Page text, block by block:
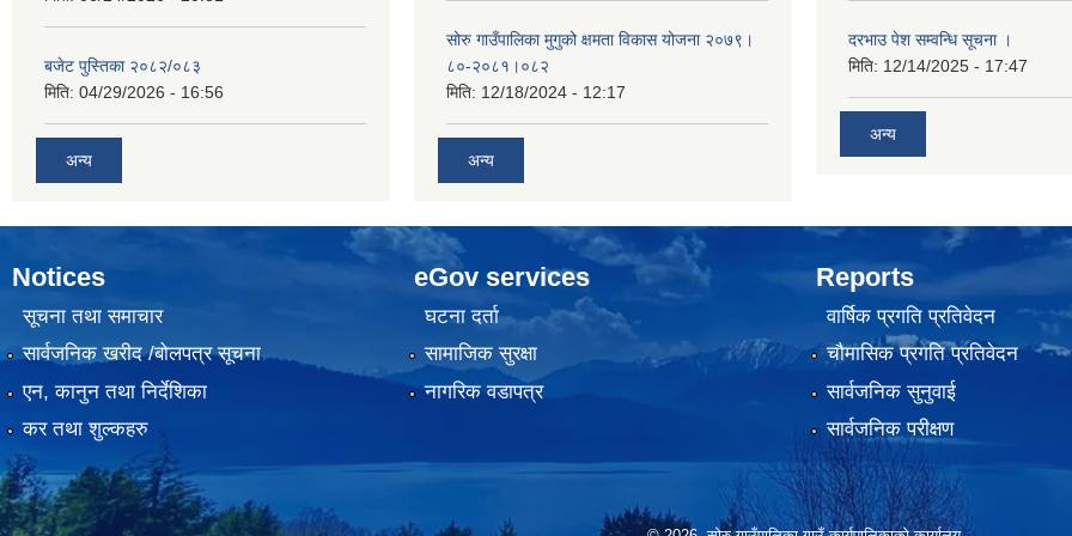
बजेट पुस्तिका २०८२/०८३
मिति: 04/29/2026 - 16:56
अन्य
सोरु गाउँपालिका मुगुको क्षमता विकास योजना २०७९।
८०-२०८१।०८२
मिति: 12/18/2024 - 12:17
अन्य
दरभाउ पेश सम्वन्धि सूचना ।
मिति: 12/14/2025 - 17:47
अन्य
Notices
सूचना तथा समाचार
सार्वजनिक खरीद /बोलपत्र सूचना
एन, कानुन तथा निर्देशिका
कर तथा शुल्कहरु
eGov services
घटना दर्ता
सामाजिक सुरक्षा
नागरिक वडापत्र
Reports
वार्षिक प्रगति प्रतिवेदन
चौमासिक प्रगति प्रतिवेदन
सार्वजनिक सुनुवाई
सार्वजनिक परीक्षण